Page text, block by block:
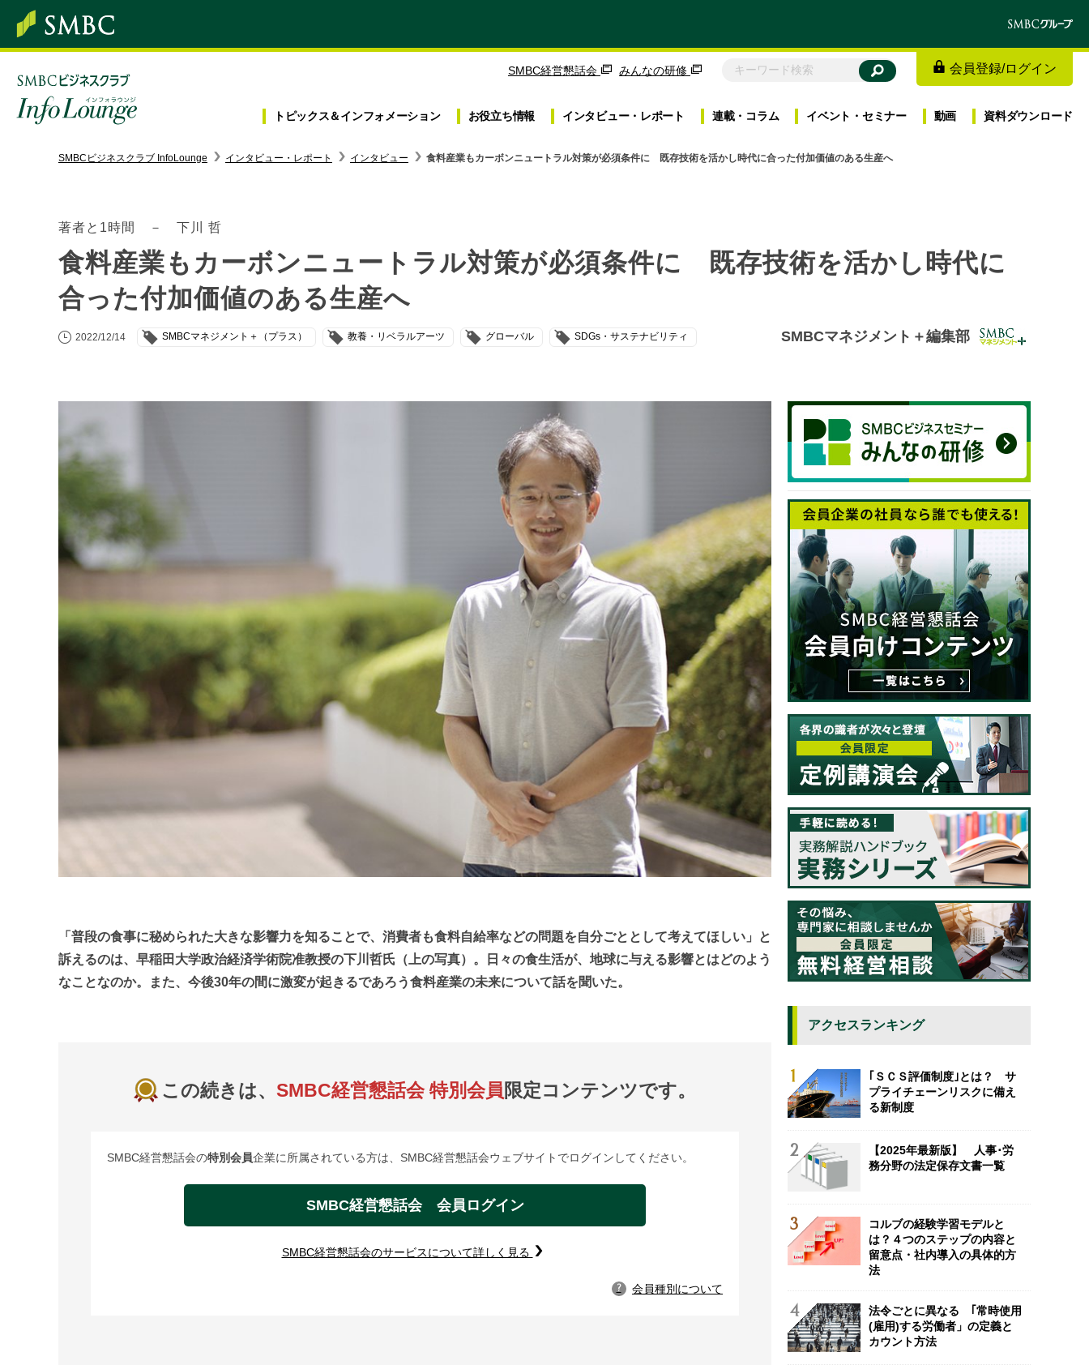
SMBC経営懇話会 みんなの研修 会員登録/ログイン
トピックス＆インフォメーション お役立ち情報 インタビュー・ レポート 連載・ コラム イベント・ セミナー 動画 資料ダウンロード
トピックス＆インフォメーション
お役立ち情報
インタビュー・レポート
資料ダウンロード
InfoLoungeとは
利用規約
本サイトのご利用にあたって
SMBCビジネスクラブ InfoLounge インタビュー・レポート インタビュー 食料産業もカーボンニュートラル対策が必須条件に 既存技術を活かし時代に合った付加価値のある生産へ
著者と1時間 － 下川 哲
食料産業もカーボンニュートラル対策が必須条件に 既存技術を活かし時代に
合った付加価値のある生産へ
2022/12/14 SMBCマネジメント＋（プラス） 教養・リベラルアーツ グローバル SDGs・サステナビリティ SMBCマネジメント＋編集部
「普段の食事に秘められた大きな影響力を知ることで、消費者も食料自給率などの問題を自分ごととして考えてほしい」と
訴えるのは、早稲田大学政治経済学術院准教授の下川哲氏（上の写真）。日々の食生活が、地球に与える影響とはどのよう
なことなのか。また、今後30年の間に激変が起きるであろう食料産業の未来について話を聞いた。
この続きは、 SMBC経営懇話会 特別会員 限定コンテンツです。
SMBC経営懇話会の特別会員企業に所属されている方は、SMBC経営懇話会ウェブサイトでログインしてください。
SMBC経営懇話会 会員ログイン
SMBC経営懇話会のサービスについて詳しく見る
? 会員種別について
アクセスランキング
｢ＳＣＳ評価制度｣とは？ サ
プライチェーンリスクに備え
る新制度
【2025年最新版】 人事･労
務分野の法定保存文書一覧
コルブの経験学習モデルと
は？４つのステップの内容と
留意点・社内導入の具体的方
法
法令ごとに異なる ｢常時使用
(雇用)する労働者」の定義と
カウント方法